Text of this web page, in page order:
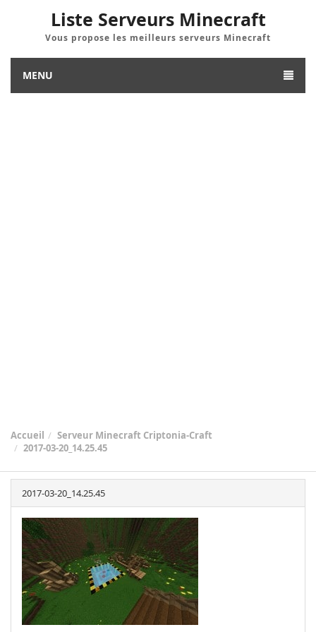
Liste Serveurs Minecraft
Vous propose les meilleurs serveurs Minecraft
MENU
Accueil
Serveur Minecraft Criptonia-Craft
2017-03-20_14.25.45
2017-03-20_14.25.45